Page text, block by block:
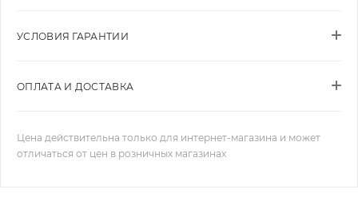
УСЛОВИЯ ГАРАНТИИ
ОПЛАТА И ДОСТАВКА
Цена действительна только для интернет-магазина и может
отличаться от цен в розничных магазинах